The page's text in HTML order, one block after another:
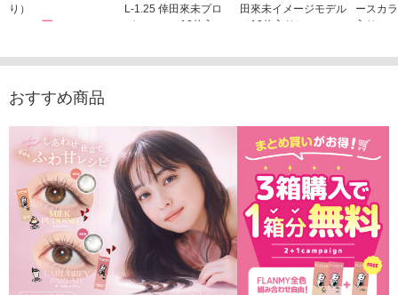
り）
1,760円
L-1.25 倖田來未プロ
デュース （10枚入
1,760円(税込)
田來未イメージモデル
（10枚入り）
ースカ
入り）
おすすめ商品